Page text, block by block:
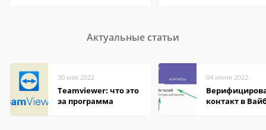
Актуальные статьи
30 мая 2022
Teamviewer: что это
за программа
04 июня 2022
контакт в